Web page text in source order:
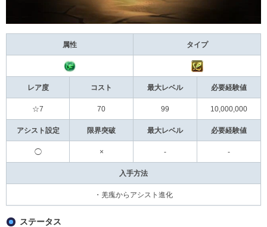
属性 タイプ
レア度 コスト 最大レベル 必要経験値
☆7 70 99 10,000,000
アシスト設定 限界突破 最大レベル 必要経験値
◯ × - -
入手方法
・羌瘣からアシスト進化
ステータス